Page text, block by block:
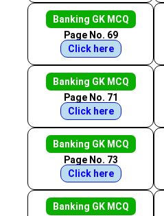
Banking GK MCQ
Page No. 69
Click here
Banking GK MCQ
Page No. 71
Click here
Banking GK MCQ
Page No. 73
Click here
Banking GK MCQ